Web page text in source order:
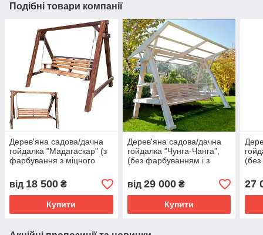
Подібні товари компанії
Дерев'яна садова/дачна
гойдалка "Мадагаскар" (з
фарбування з міцного
від 18 500 ₴
Купити
Дерев'яна садова/дачна
гойдалка "Чунга-Чанга",
(без фарбуванням і з
покрівлі)
від 29 000₴
Купити
27